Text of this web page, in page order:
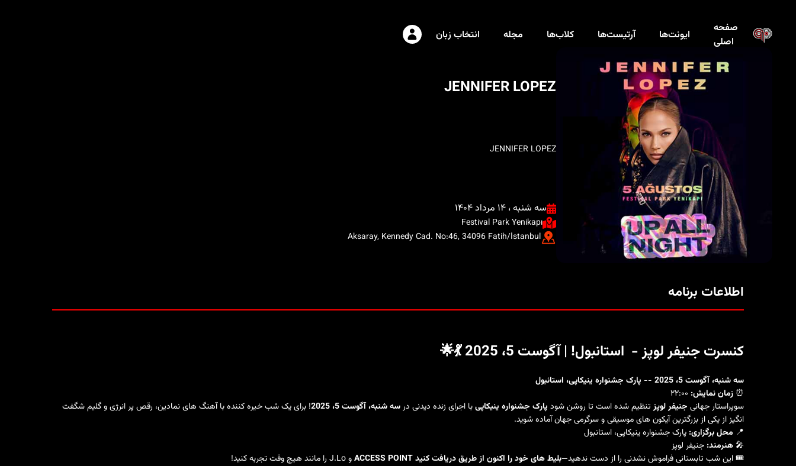
صفحه
اصلی
ایونت‌ها آرتیست‌ها کلاب‌ها مجله انتخاب زبان
JENNIFER LOPEZ
JENNIFER LOPEZ
سه شنبه ، ۱۴ مرداد ۱۴۰۴
Festival Park Yenikapı
Aksaray, Kennedy Cad. No:46, 34096 Fatih/İstanbul
اطلاعات برنامه
کنسرت جنیفر لوپز- استانبول! | آگوست 5، 2025 💃🌟
سه شنبه، آگوست 5، 2025 -- پارک جشنواره ینیکاپی، استانبول
⏰ زمان نمایش:
سوپراستار جهانی جنیفر لوپزتنظیم شده است تا روشن شود پارک جشنواره ینیکاپیبا اجرای زنده دیدنی درسه شنبه، آگوست 5، 2025
! برای یک شب خیره کننده با آهنگ های نمادین، رقص پر انرژی و گلیم شگفت
انگیز از یکی از بزرگترین آیکون های موسیقی و سرگرمی جهان آماده شوید.
📍 محل برگزاری: پارک جشنواره ینیکاپی، استانبول
🎤هنرمند: جنیفر لوپز
🎟️ این شب تابستانی فراموش نشدنی را از دست ندهید—بلیط های خود را اکنون از طریق دریافت کنیدACCESS POINTو J.Lo را مانند هیچ وقت تجربه کنید!